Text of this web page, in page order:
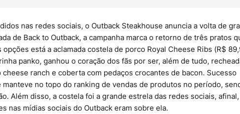
nas redes sociais, o Outback Steakhouse anuncia a volta de
de Back to Outback, a campanha marca o retorno de três pratos
está a aclamada costela de porco Royal Cheese Ribs (R$
panko, ganhou o coração dos fãs por ser, além de tudo,
ranch e coberta com pedaços crocantes de bacon. Sucesso
manteve no topo do ranking de vendas de produtos no período,
Além disso, a costela foi a grande estrela das redes sociais, afinal,
nas mídias sociais do Outback eram sobre ela.